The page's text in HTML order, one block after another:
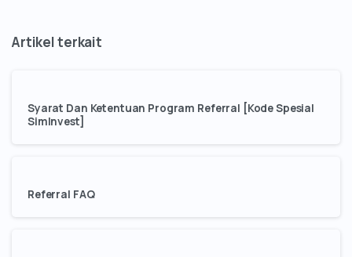
Syarat Dan Ketentuan Program Referral [Kode Spesial
SimInvest]
Referral FAQ